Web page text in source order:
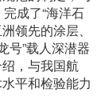
成了“海洋石
领先的涂层、
号”载人深潜器
，与我国航
平和检验能力